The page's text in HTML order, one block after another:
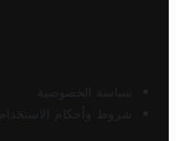
سياسة الخصوصية
شروط وأحكام الاستخدام